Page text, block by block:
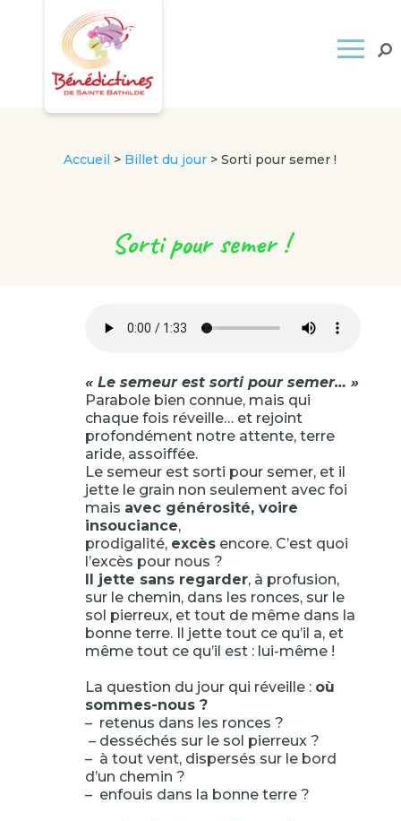
Accueil > Billet du jour >Sorti pour semer !
Sorti pour semer !
« Le semeur est sorti pour semer… »
Parabole bien connue, mais qui
chaque fois réveille… et rejoint
profondément notre attente, terre
aride, assoiffée.
Le semeur est sorti pour semer, et il
jette le grain non seulement avec foi
mais avec générosité, voire
insouciance,
prodigalité, excèsencore. C’est quoi
l’excès pour nous ?
Il jette sans regarder, à profusion,
sur le chemin, dans les ronces, sur le
sol pierreux, et tout de même dans la
bonne terre. Il jette tout ce qu’il a, et
même tout ce qu’il est : lui-même !
La question du jour qui réveille : où
sommes-nous ?
– retenus dans les ronces ?
– desséchés sur le sol pierreux ?
– à tout vent, dispersés sur le bord
d’un chemin ?
– enfouis dans la bonne terre ?